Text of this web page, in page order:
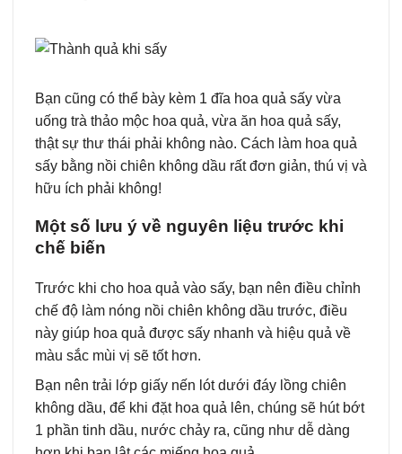
Bạn cũng có thể bày kèm 1 đĩa hoa quả sấy vừa
uống trà thảo mộc hoa quả, vừa ăn hoa quả sấy,
thật sự thư thái phải không nào. Cách làm hoa quả
sấy bằng nồi chiên không dầu rất đơn giản, thú vị và
hữu ích phải không!
Một số lưu ý về nguyên liệu trước khi
chế biến
Trước khi cho hoa quả vào sấy, bạn nên điều chỉnh
chế độ làm nóng nồi chiên không dầu trước, điều
này giúp hoa quả được sấy nhanh và hiệu quả về
màu sắc mùi vị sẽ tốt hơn.
Bạn nên trải lớp giấy nến lót dưới đáy lồng chiên
không dầu, để khi đặt hoa quả lên, chúng sẽ hút bớt
1 phần tinh dầu, nước chảy ra, cũng như dễ dàng